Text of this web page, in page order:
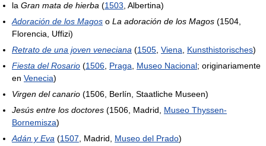
la Gran mata de hierba (1503, Albertina)
Adoración de los Magos o La adoración de los Magos (1504,
Florencia, Uffizi)
Retrato de una joven veneciana (1505, Viena, Kunsthistorisches)
Fiesta del Rosario (1506, Praga, Museo Nacional; originariamente
en Venecia)
Virgen del canario (1506, Berlín, Staatliche Museen)
Jesús entre los doctores (1506, Madrid, Museo Thyssen-
Bornemisza)
Adán y Eva (1507, Madrid, Museo del Prado)